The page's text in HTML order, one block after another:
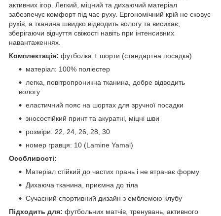
активних ігор. Легкий, міцний та дихаючий матеріал
забезпечує комфорт під час руху. Ергономічний крій не сковує
рухів, а тканина швидко відводить вологу та висихає,
зберігаючи відчуття свіжості навіть при інтенсивних
навантаженнях.
Комплектація: футболка + шорти (стандартна посадка)
матеріал: 100% поліестер
легка, повітропроникна тканина, добре відводить
вологу
еластичний пояс на шортах для зручної посадки
зносостійкий принт та акуратні, міцні шви
розміри: 22, 24, 26, 28, 30
номер гравця: 10 (Lamine Yamal)
Особливості:
Матеріал стійкий до частих прань і не втрачає форму
Дихаюча тканина, приємна до тіла
Сучасний спортивний дизайн з емблемою клубу
Підходить для: футбольних матчів, тренувань, активного